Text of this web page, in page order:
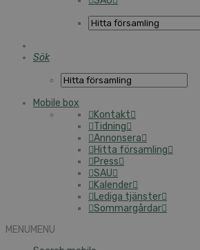
Sök
Mobile box
Kontakt
Tidning
Annonsera
Hitta församling
Press
SAU
Kalender
Lediga tjänster
Sommargårdar
MENUMENU